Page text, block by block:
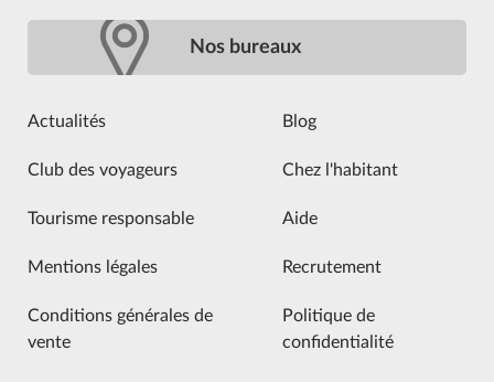
Nos bureaux
Actualités Blog
Club des voyageurs Chez l'habitant
Tourisme responsable Aide
Mentions légales Recrutement
Conditions générales de
vente
Politique de
confidentialité